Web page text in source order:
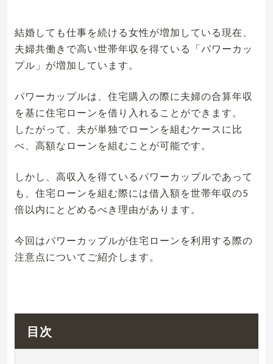
結婚しても仕事を続ける女性が増加している現在、
夫婦共働きで高い世帯年収を得ている「パワーカッ
プル」が増加しています。
パワーカップルは、住宅購入の際に夫婦の合算年収
を基に住宅ローンを借り入れることができます。
したがって、夫が単独でローンを組むケースに比
べ、高額なローンを組むことが可能です。
しかし、高収入を得ているパワーカップルであって
も、住宅ローンを組む際には借入額を世帯年収の5
倍以内にとどめるべき理由があります。
今回はパワーカップルが住宅ローンを利用する際の
注意点についてご紹介します。
目次